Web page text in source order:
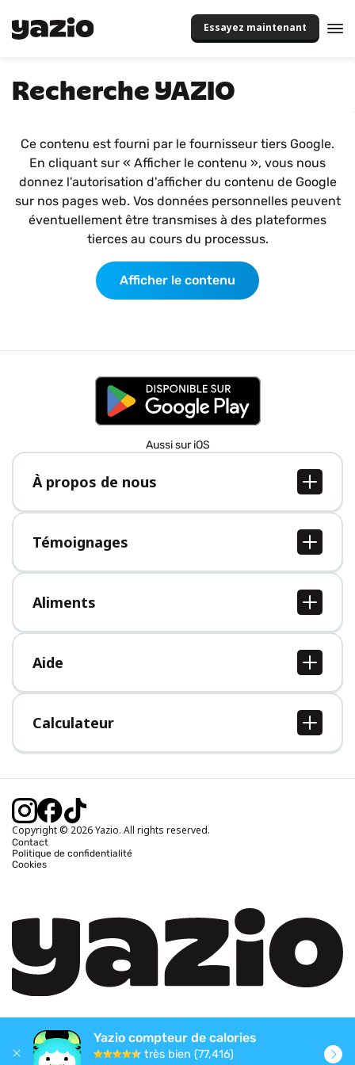
Essayez maintenant
Recherche YAZIO
Ce contenu est fourni par le fournisseur tiers Google.
En cliquant sur « Afficher le contenu », vous nous
donnez l'autorisation d'afficher du contenu de Google
sur nos pages web. Vos données personnelles peuvent
éventuellement être transmises à des plateformes
tierces au cours du processus.
Afficher le contenu
Aussi sur iOS
À propos de nous
À propos de nous
Postes
Presse
Témoignages
Tous les témoignages
Aliments
Tous les aliments
Aide
Centre d'aide
Calculateur
Calcul IMC
Calcul poids idéal
Calcul calories brûlées
Copyright © 2026 Yazio. All rights reserved.
Contact
Politique de confidentialité
Cookies
Yazio compteur de calories
très bien (77,416)